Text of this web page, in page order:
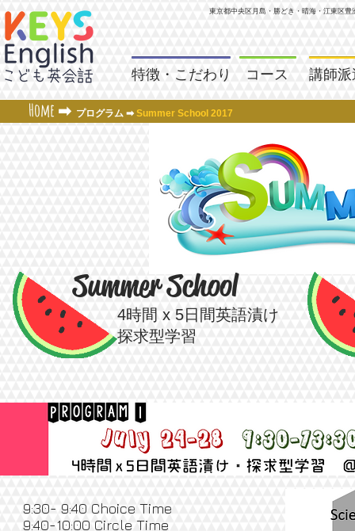
東京都中央区月島・勝どき・晴海・江東区豊
特徴・こだわり コース 講師派
Home ➡ プログラム ➡ Summer School 2017
Summer School
4時間 x 5日間英語漬け
探求型学習
9:30- 9:40 Choice Time
9:40-10:00 Circle Time